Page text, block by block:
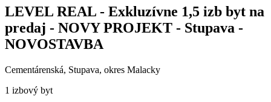
LEVEL REAL - Exkluzívne 1,5 izb byt na
predaj - NOVY PROJEKT - Stupava -
NOVOSTAVBA
Cementárenská, Stupava, okres Malacky
1 izbový byt